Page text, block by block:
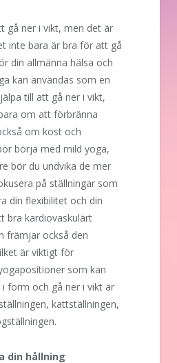
gå ner i vikt, men det är
inte bara är bra för att gå
din allmänna hälsa och
kan användas som en
till att gå ner i vikt,
om att förbränna
om kost och
börja med mild yoga,
bör du undvika de mer
på ställningar som
din flexibilitet och din
bra kardiovaskulärt
främjar också den
är viktigt för
som kan
form och gå ner i vikt är
kattställningen,
din hållning